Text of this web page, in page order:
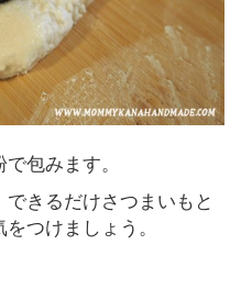
包みます。
きるだけさつまいもと
つけましょう。